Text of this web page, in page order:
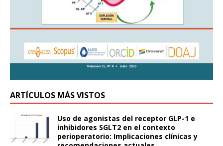
ARTÍCULOS MÁS VISTOS
Uso de agonistas del receptor GLP-1 e
inhibidores SGLT2 en el contexto
perioperatorio: Implicaciones clínicas y